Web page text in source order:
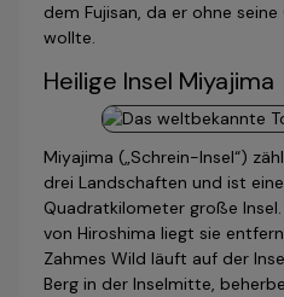
dem Fujisan, da er ohne
wollte.
Heilige Insel Miyajima
Miyajima („Schrein-Insel“)
drei Landschaften und ist
Quadratkilometer große
von Hiroshima liegt sie
Zahmes Wild läuft auf der
Berg in der Inselmitte,